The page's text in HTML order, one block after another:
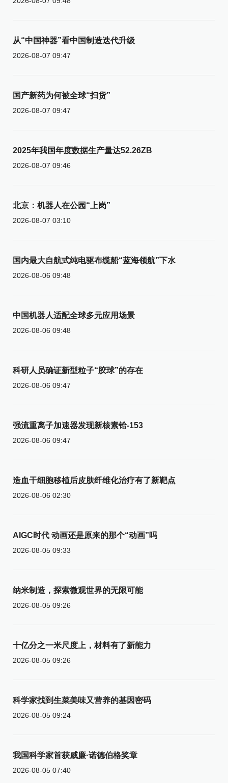
从“中国神器”看中国制造迭代升级
2026-08-07 09:47
国产新药为何被全球“扫货”
2026-08-07 09:47
2025年我国年度数据生产量达52.26ZB
2026-08-07 09:46
北京：机器人在公园“上岗”
2026-08-07 03:10
国内最大自航式纯电驱布缆船“蓝海领航”下水
2026-08-06 09:48
中国机器人适配全球多元应用场景
2026-08-06 09:48
科研人员确证新型粒子“胶球”的存在
2026-08-06 09:47
强流重离子加速器发现新核素铪-153
2026-08-06 09:47
造血干细胞移植后皮肤纤维化治疗有了新靶点
2026-08-06 02:30
AIGC时代 动画还是原来的那个“动画”吗
2026-08-05 09:33
纳米制造，探索微观世界的无限可能
2026-08-05 09:26
十亿分之一米尺度上，材料有了新能力
2026-08-05 09:26
科学家找到生菜美味又营养的基因密码
2026-08-05 09:24
我国科学家首获威廉·诺德伯格奖章
2026-08-05 07:40